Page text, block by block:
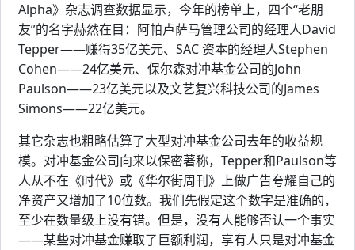
Alpha》杂志调查数据显示，今年的榜单上，四个“老朋
友”的名字赫然在目：阿帕卢萨马管理公司的经理人David
Tepper——赚得35亿美元、SAC 资本的经理人Stephen
Cohen——24亿美元、保尔森对冲基金公司的John
Paulson——23亿美元以及文艺复兴科技公司的James
Simons——22亿美元。
其它杂志也粗略估算了大型对冲基金公司去年的收益规
模。对冲基金公司向来以保密著称，Tepper和Paulson等
人从不在《时代》或《华尔街周刊》上做广告夸耀自己的
净资产又增加了10位数。我们先假定这个数字是准确的，
至少在数量级上没有错。但是，没有人能够否认一个事实
——某些对冲基金赚取了巨额利润，享有人只是对冲基金